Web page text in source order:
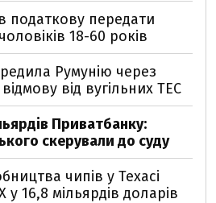
податкову передати
18-60 років
Румунію через
від вугільних ТЕС
Приватбанку:
скерували до суду
чипів у Техасі
у 16,8 мільярдів доларів